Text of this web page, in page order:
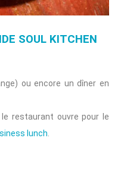
SOUL KITCHEN
ou encore un dîner en
restaurant ouvre pour le
lunch